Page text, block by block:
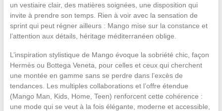
un vestiaire clair, des matières soignées, une disposition qui
invite à prendre son temps. Rien à voir avec la sensation de
sprint qui peut régner ailleurs : Mango mise sur la constance et
l’attention aux détails, héritage méditerranéen oblige.
L’inspiration stylistique de Mango évoque la sobriété chic, façon
Hermès ou Bottega Veneta, pour celles et ceux qui cherchent
une montée en gamme sans se perdre dans l’excès de
tendances. Les multiples collaborations et l’offre étendue
(Mango Man, Kids, Home, Teen) renforcent cette cohérence :
une mode qui se veut à la fois élégante, moderne et accessible,